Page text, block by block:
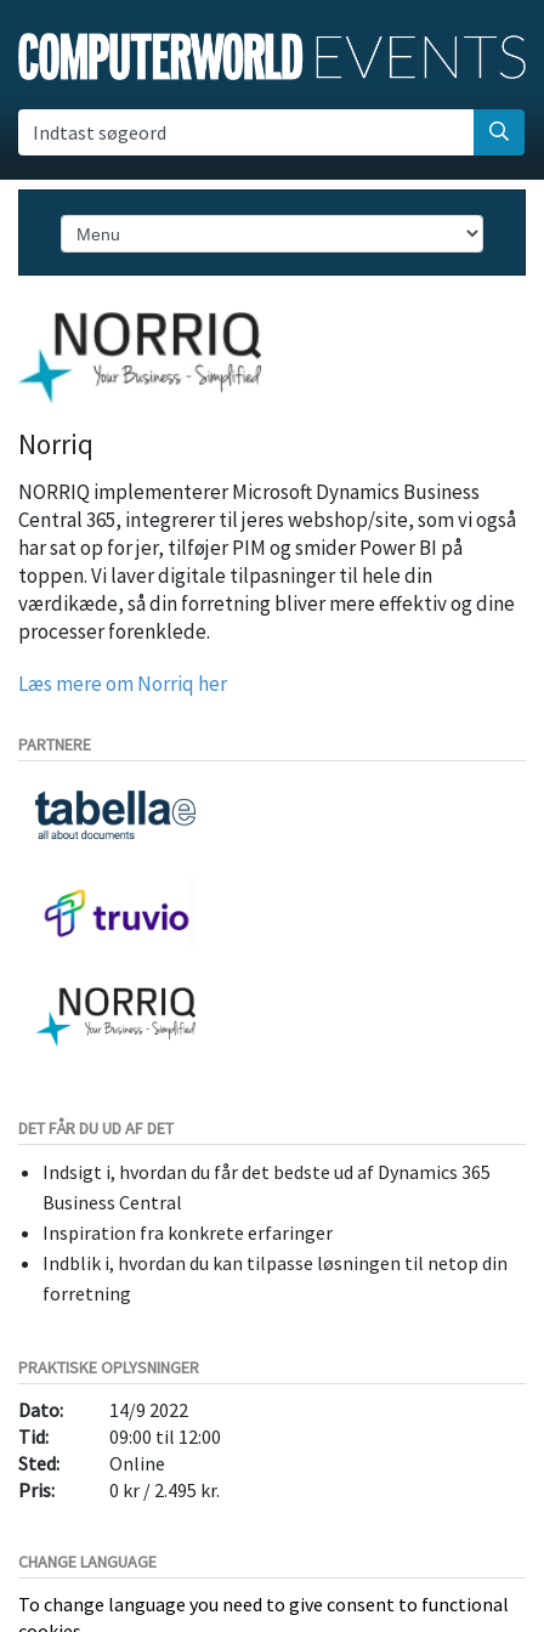
Indtast søgeord
Norriq
NORRIQ implementerer Microsoft Dynamics Business
Central 365, integrerer til jeres webshop/site, som vi også
har sat op for jer, tilføjer PIM og smider Power BI på
toppen. Vi laver digitale tilpasninger til hele din
værdikæde, så din forretning bliver mere effektiv og dine
processer forenklede.
Læs mere om Norriq her
PARTNERE
DET FÅR DU UD AF DET
Indsigt i, hvordan du får det bedste ud af Dynamics 365
Business Central
Inspiration fra konkrete erfaringer
Indblik i, hvordan du kan tilpasse løsningen til netop din
forretning
PRAKTISKE OPLYSNINGER
Dato:
14/9 2022
Tid:
09:00 til 12:00
Sted:
Online
Pris:
0 kr / 2.495 kr.
CHANGE LANGUAGE
To change language you need to give consent to functional